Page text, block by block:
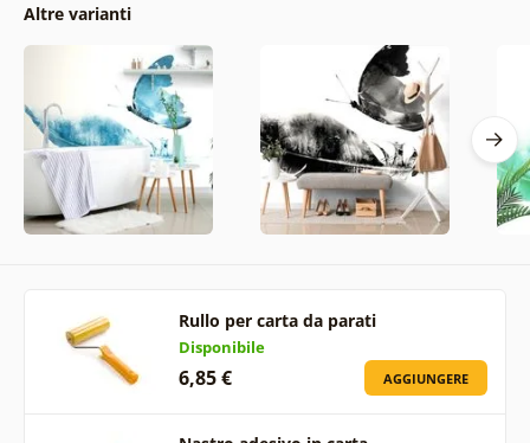
Altre varianti
Rullo per carta da parati
Disponibile
6,85 € AGGIUNGERE